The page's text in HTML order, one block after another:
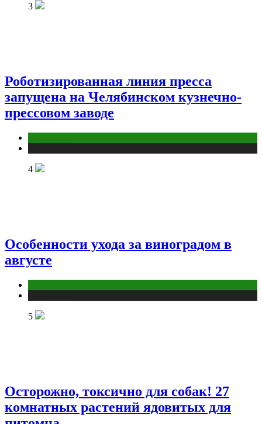
3
Роботизированная линия пресса
запущена на Челябинском кузнечно-
прессовом заводе
4
Особенности ухода за виноградом в
августе
5
Осторожно, токсично для собак! 27
комнатных растений ядовитых для